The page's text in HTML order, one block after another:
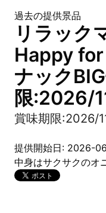
過去の提供景品
リラック
Happy
ナック
限:2026/
賞味期限:2026/
提供開始日: 2026-
中身はサクサクのオ